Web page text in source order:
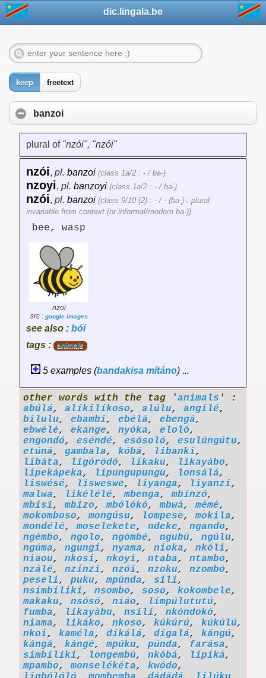
dic.lingala.be
keep freetext
banzoi
plural of "nzói", "nzói"
nzói, pl. banzoi (class 1a/2 : - / ba-)
nzoyi, pl. banzoyi (class 1a/2 : - / ba-)
nzói, pl. banzoi (class 9/10 (2) : - / - (ba-) : plural
invariable from context (or informal/modern ba-))
bee, wasp
nzoi
src : google images
see also : bóí
tags :
animals
5 examples (bandakisa mítáno) ...
other words with the tag 'animals ' :
abúlá, alíkilíkoso, alúlu, angilé,
bilulu, ebambi, ebélá, ebengá,
ebwélé, ekange, nyóka, eloló,
engondó, eséndé, esósoló, esulúngútu,
etúná, gambala, kóbá, libanki,
libáta, ligóródó, likaku, likayábo,
lipekápeka, lipungupungu, lonsálá,
liswésé, lisweswe, liyanga, liyanzi,
malwa, likélélé,mbenga,mbínzó,
mbisi,mbizo,mbólókó,mbwá,mémé,
mokomboso,mongúsu, lompese,mokila,
mondélé,moselekete, ndeke, ngando,
ngémbo, ngolo, ngómbé, ngubú, ngúlu,
ngúma, ngungi, nyama, nioka, nkóli,
niaou, nkosi, nkoyi, ntaba, ntambo,
nzálé, nzinzi, nzói, nzoku, nzombó,
peseli, puku,mpúnda, sili,
nsímbiliki, nsombo, soso, kokombele,
makaku, nsósó, niáo, limpúlututú,
fumba, likayábu, nsili, nkóndokó,
niama, likáko, nkoso, kúkúrú, kúkúlú,
nkoi, kaméla, díkálá, dígalá, kángú,
kángá, kángé,mpúku, púnda, farása,
simbiliki, longembú, nkóbá, lipiká,
mpambo,monselékéta, kwódo,